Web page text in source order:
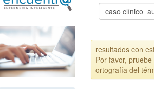
resultados con
Por favor,
ortografía del